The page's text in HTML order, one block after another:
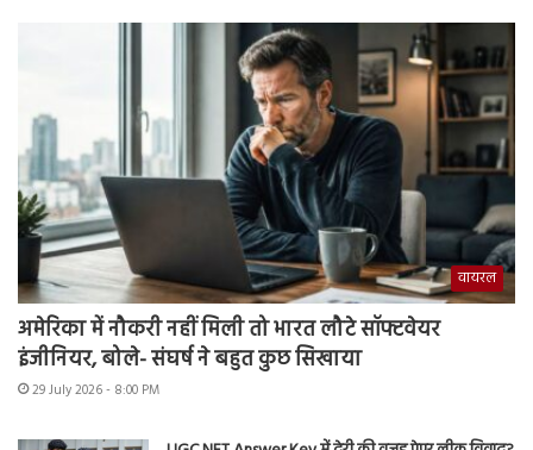
वायरल
अमेरिका में नौकरी नहीं मिली तो भारत लौटे सॉफ्टवेयर
इंजीनियर, बोले- संघर्ष ने बहुत कुछ सिखाया
29 July 2026 - 8:00 PM